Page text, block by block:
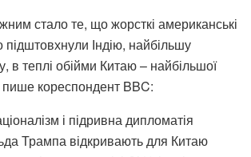
стало те, що жорсткі американські
Індію, найбільшу
в теплі обійми Китаю – найбільшої
пише кореспондент BBC:
і підривна дипломатія
Трампа відкривають для Китаю